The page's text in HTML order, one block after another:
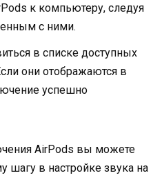
к компьютеру, следуя
с ними.
в списке доступных
они отображаются в
успешно
AirPods вы можете
шагу в настройке звука на